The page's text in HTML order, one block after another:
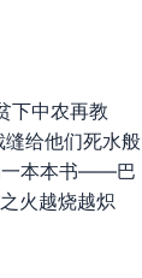
下中农再教
给他们死水般
一本本书——巴
火越烧越炽